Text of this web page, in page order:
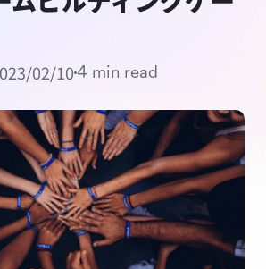
02/10 4 min read